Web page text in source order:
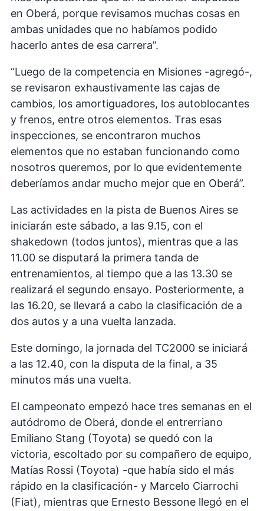
en Oberá, porque revisamos muchas cosas en
ambas unidades que no habíamos podido
hacerlo antes de esa carrera”.
“Luego de la competencia en Misiones -agregó-,
se revisaron exhaustivamente las cajas de
cambios, los amortiguadores, los autoblocantes
y frenos, entre otros elementos. Tras esas
inspecciones, se encontraron muchos
elementos que no estaban funcionando como
nosotros queremos, por lo que evidentemente
deberíamos andar mucho mejor que en Oberá”.
Las actividades en la pista de Buenos Aires se
iniciarán este sábado, a las 9.15, con el
shakedown (todos juntos), mientras que a las
11.00 se disputará la primera tanda de
entrenamientos, al tiempo que a las 13.30 se
realizará el segundo ensayo. Posteriormente, a
las 16.20, se llevará a cabo la clasificación de a
dos autos y a una vuelta lanzada.
Este domingo, la jornada del TC2000 se iniciará
a las 12.40, con la disputa de la final, a 35
minutos más una vuelta.
El campeonato empezó hace tres semanas en el
autódromo de Oberá, donde el entrerriano
Emiliano Stang (Toyota) se quedó con la
victoria, escoltado por su compañero de equipo,
Matías Rossi (Toyota) -que había sido el más
rápido en la clasificación- y Marcelo Ciarrochi
(Fiat), mientras que Ernesto Bessone llegó en el